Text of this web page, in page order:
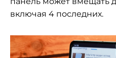
включая 4 последних.